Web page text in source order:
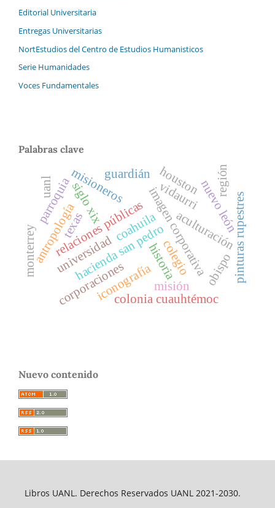
Editorial Universitaria
Entregas Universitarias
NortEstudios del Centro de Estudios Humanisticos
Serie Humanidades
Voces Fundamentales
Palabras clave
hacienda san pedro
universidad historia
imagen corporativa
relaciones públicas
corporaciones
siglo xix
antropología aculturación
iconografía pinturas rupestres
misión
colegio
misioneros
obispo
guardián
parroquia vidaurri
monterrey
nuevo león
coahuila
colonia cuauhtémoc
uanl región
texas
houston
Nuevo contenido
Libros UANL. Derechos Reservados UANL 2021-2030.